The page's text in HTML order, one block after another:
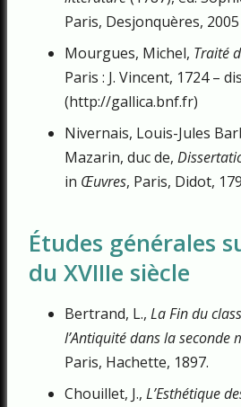
Paris, Desjonquères, 2005
Mourgues, Michel, Traité
Paris : J. Vincent, 1724 –
(http://gallica.bnf.fr)
Nivernais, Louis-Jules
Mazarin, duc de,
in Œuvres, Paris, Didot,
Études générales
du XVIIIe siècle
Bertrand, L., La Fin du
l’Antiquité dans la seconde
Paris, Hachette, 1897.
Chouillet, J., L’Esthétique